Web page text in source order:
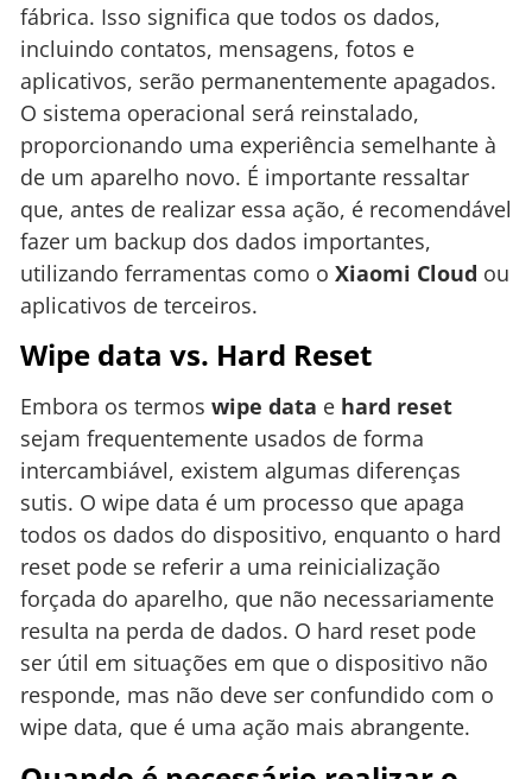
fábrica. Isso significa que todos os dados,
incluindo contatos, mensagens, fotos e
aplicativos, serão permanentemente apagados.
O sistema operacional será reinstalado,
proporcionando uma experiência semelhante à
de um aparelho novo. É importante ressaltar
que, antes de realizar essa ação, é recomendável
fazer um backup dos dados importantes,
utilizando ferramentas como o Xiaomi Cloud ou
aplicativos de terceiros.
Wipe data vs. Hard Reset
Embora os termos wipe data e hard reset
sejam frequentemente usados de forma
intercambiável, existem algumas diferenças
sutis. O wipe data é um processo que apaga
todos os dados do dispositivo, enquanto o hard
reset pode se referir a uma reinicialização
forçada do aparelho, que não necessariamente
resulta na perda de dados. O hard reset pode
ser útil em situações em que o dispositivo não
responde, mas não deve ser confundido com o
wipe data, que é uma ação mais abrangente.